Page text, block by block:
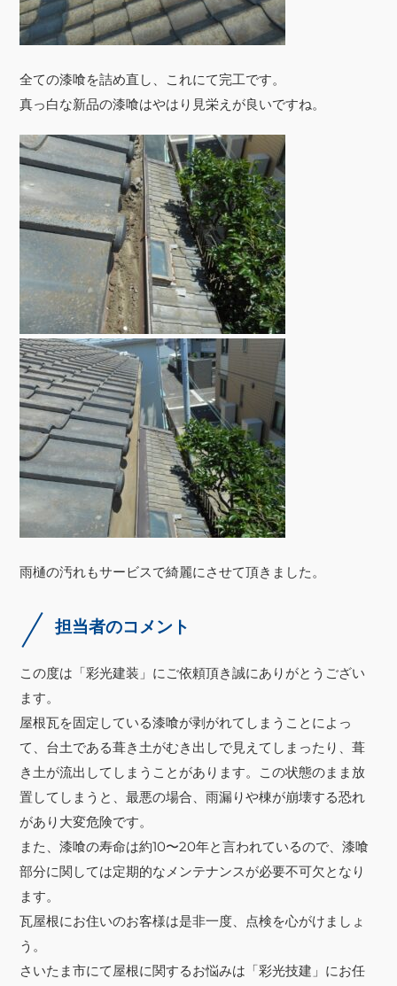
全ての漆喰を詰め直し、これにて完工です。
真っ白な新品の漆喰はやはり見栄えが良いですね。
雨樋の汚れもサービスで綺麗にさせて頂きました。
担当者のコメント
この度は「彩光建装」にご依頼頂き誠にありがとうござい
ます。
屋根瓦を固定している漆喰が剥がれてしまうことによっ
て、台土である葺き土がむき出しで見えてしまったり、葺
き土が流出してしまうことがあります。この状態のまま放
置してしまうと、最悪の場合、雨漏りや棟が崩壊する恐れ
があり大変危険です。
また、漆喰の寿命は約10〜20年と言われているので、漆喰
部分に関しては定期的なメンテナンスが必要不可欠となり
ます。
瓦屋根にお住いのお客様は是非一度、点検を心がけましょ
う。
さいたま市にて屋根に関するお悩みは「彩光技建」にお任